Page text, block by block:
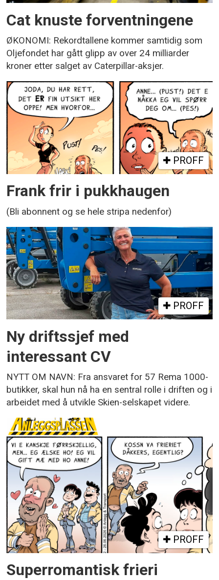
Cat knuste forventningene
ØKONOMI: Rekordtallene kommer samtidig som
Oljefondet har gått glipp av over 24 milliarder
kroner etter salget av Caterpillar-aksjer.
PROFF
Frank frir i pukkhaugen
(Bli abonnent og se hele stripa nedenfor)
PROFF
Ny driftssjef med
interessant CV
NYTT OM NAVN: Fra ansvaret for 57 Rema 1000-
butikker, skal hun nå ha en sentral rolle i driften og i
arbeidet med å utvikle Skien-selskapet videre.
PROFF
Superromantisk frieri